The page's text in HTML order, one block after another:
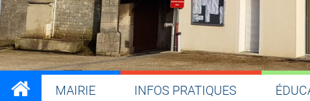
MAIRIE INFOS PRATIQUES